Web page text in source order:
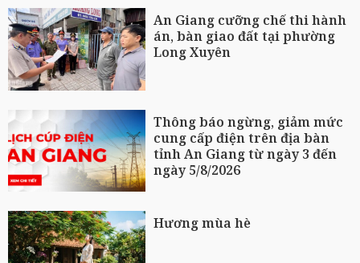
An Giang cưỡng chế thi hành
án, bàn giao đất tại phường
Long Xuyên
Thông báo ngừng, giảm mức
cung cấp điện trên địa bàn
tỉnh An Giang từ ngày 3 đến
ngày 5/8/2026
Hương mùa hè